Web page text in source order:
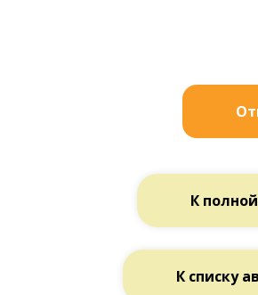
К
К списку